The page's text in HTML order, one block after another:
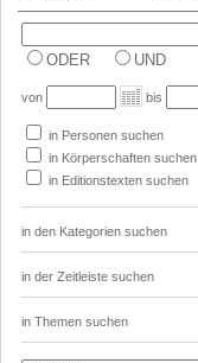
ODER UND
von bis
in Personen suchen
in Körperschaften suchen
in Editionstexten suchen
in den Kategorien suchen
in der Zeitleiste suchen
in Themen suchen